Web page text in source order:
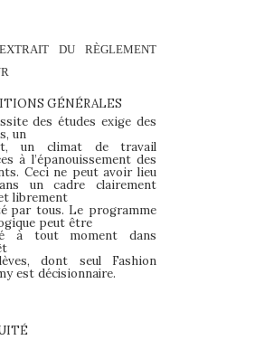
DU RÈGLEMENT
GÉNÉRALES
des études exige des
un
un climat de
travail
à l’épanouissement des
Ceci ne peut avoir lieu
un cadre clairement
librement
par tous. Le programme
peut être
à tout
moment dans
dont seul Fashion
est décisionnaire.